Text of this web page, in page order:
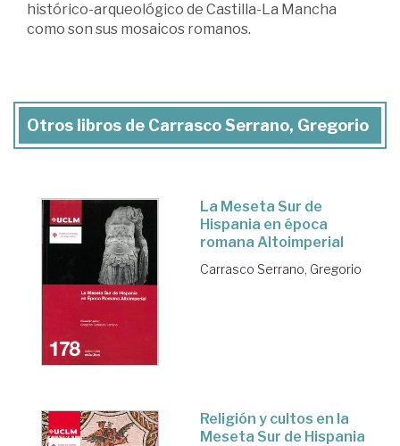
histórico-arqueológico de Castilla-La Mancha
como son sus mosaicos romanos.
Otros libros de Carrasco Serrano, Gregorio
La Meseta Sur de
Hispania en época
romana Altoimperial
Carrasco Serrano, Gregorio
Religión y cultos en la
Meseta Sur de Hispania